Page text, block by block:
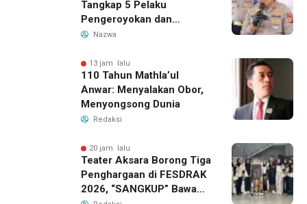
Tangkap 5 Pelaku
Pengeroyokan dan
Kekerasan Seksual di
Nazwa
13 jam lalu
110 Tahun Mathla’ul
Anwar: Menyalakan Obor,
Menyongsong Dunia
Redaksi
20 jam lalu
Teater Aksara Borong Tiga
Penghargaan di FESDRAK
2026, “SANGKUP” Bawa